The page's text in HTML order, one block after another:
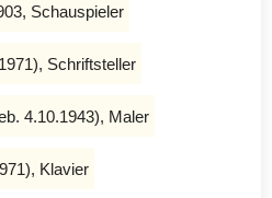
Schauspieler
Schriftsteller
4.10.1943), Maler
Klavier